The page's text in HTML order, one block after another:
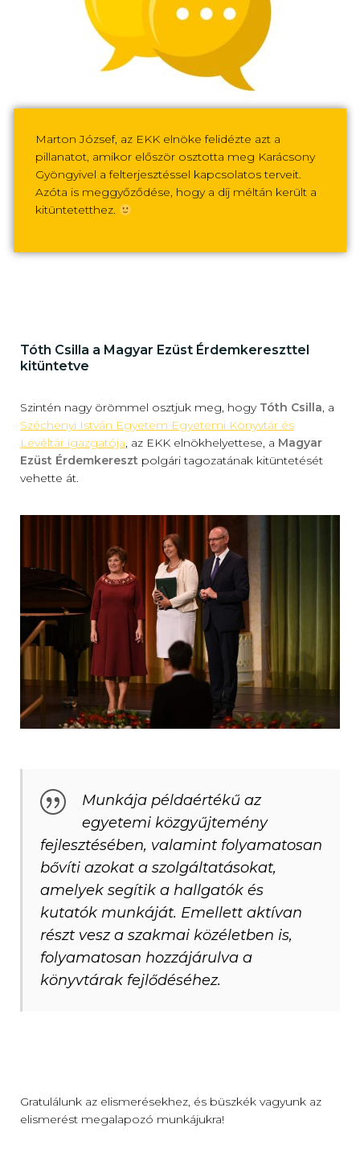
Marton József, az EKK elnöke felidézte azt a
pillanatot, amikor először osztotta meg Karácsony
Gyöngyivel a felterjesztéssel kapcsolatos terveit.
Azóta is meggyőződése, hogy a díj méltán került a
kitüntetetthez.
Tóth Csilla a Magyar Ezüst Érdemkereszttel
kitüntetve
Szintén nagy örömmel osztjuk meg, hogyTóth Csilla, a
Széchenyi István Egyetem Egyetemi Könyvtár és
Levéltár igazgatója, az EKK elnökhelyettese, a Magyar
Ezüst Érdemkereszt polgári tagozatának kitüntetését
vehette át.
Munkája példaértékű az
egyetemi közgyűjtemény
fejlesztésében, valamint folyamatosan
bővíti azokat a szolgáltatásokat,
amelyek segítik a hallgatók és
kutatók munkáját. Emellett aktívan
részt vesz a szakmai közéletben is,
folyamatosan hozzájárulva a
könyvtárak fejlődéséhez.
Gratulálunk az elismerésekhez, és büszkék vagyunk az
elismerést megalapozó munkájukra!